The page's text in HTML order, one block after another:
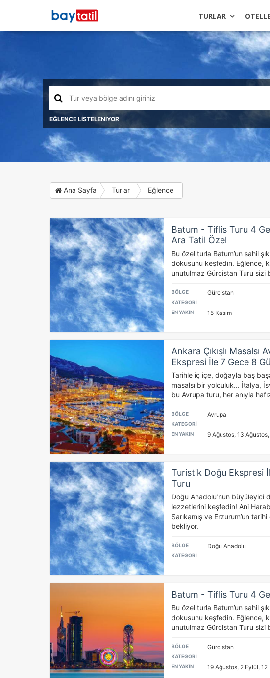
TURLAR
EĞLENCE LİSTELENİYOR
Ana Sayfa Turlar Eğlence
Batum - Tiflis Turu 4
Ara Tatil Özel
Bu özel turla Batum’un sahil
dokusunu keşfedin. Eğlence,
unutulmaz Gürcistan Turu sizi
BÖLGE Gürcistan
KATEGORİ
EN YAKIN
15 Kasım
Ankara Çıkışlı Masalsı
Ekspresi İle 7 Gece 8
Tarihle iç içe, doğayla baş
masalsı bir yolculuk... İtalya,
bu Avrupa turu, her anıyla
BÖLGE Avrupa
KATEGORİ
EN YAKIN
9 Ağustos, 13
Turistik Doğu Ekspresi
Turu
Doğu Anadolu’nun büyüleyici
lezzetlerini keşfedin! Ani
Sarıkamış ve Erzurum’un
bekliyor.
BÖLGE Doğu Anadolu
KATEGORİ
Batum - Tiflis Turu 4
Bu özel turla Batum’un sahil
dokusunu keşfedin. Eğlence,
unutulmaz Gürcistan Turu sizi
BÖLGE Gürcistan
KATEGORİ
EN YAKIN
19 Ağustos, 2 Eylül, 12